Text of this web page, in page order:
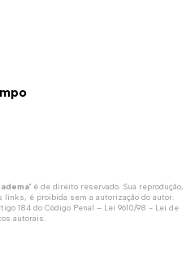
" é de direito reservado. Sua reprodução,
é proibida sem a autorização do autor.
184 do Código Penal – Lei 9610/98 - Lei de
autorais.